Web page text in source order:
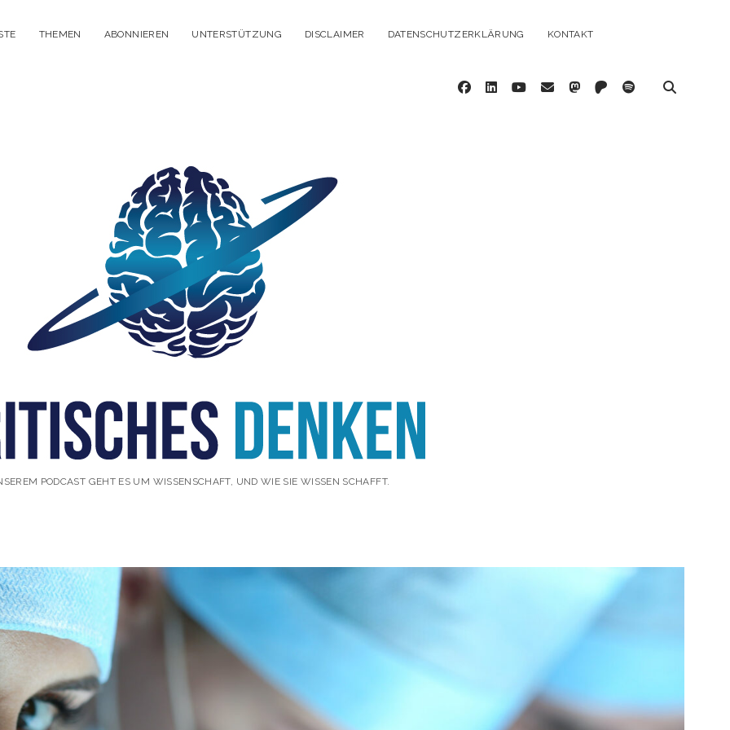
THEMEN ABONNIEREN UNTERSTÜTZUNG DISCLAIMER DATENSCHUTZERKLÄRUNG KONTAKT
facebook
linkedinyoutube
emailmastodon
patreonspotify
PODCAST GEHT ES UM WISSENSCHAFT, UND WIE SIE WISSEN SCHAFFT.